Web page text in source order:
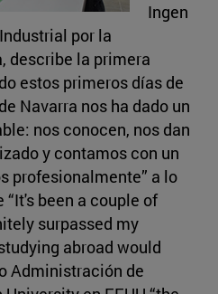
Ingen
por la
describe la primera
estos primeros días de
Navarra nos ha dado un
nos conocen, nos dan
y contamos con un
profesionalmente” a lo
“It's been a couple of
surpassed my
abroad would
Administración de